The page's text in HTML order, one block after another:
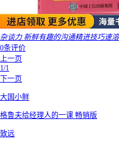
杂谈力 新鲜有趣的沟通精进技巧速
0条评价
上一页
1/1
下一页
大国小鲜
格鲁夫给经理人的一课 畅销版
致远